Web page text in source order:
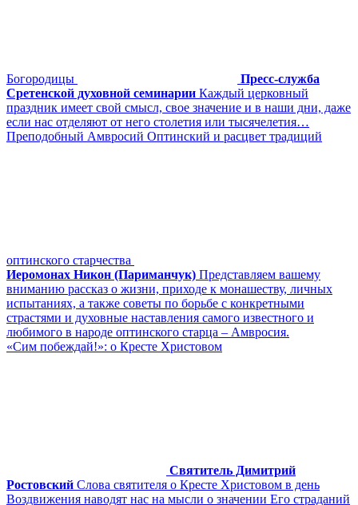
Богородицы
Пресс-служба
Сретенской духовной семинарии Каждый церковный
праздник имеет свой смысл, свое значение и в наши дни, даже
если нас отделяют от него столетия или тысячелетия…
Преподобный Амвросий Оптинский и расцвет традиций
оптинского старчества
Иеромонах Никон (Париманчук) Представляем вашему
вниманию рассказ о жизни, приходе к монашеству, личных
испытаниях, а также советы по борьбе с конкретными
страстями и духовные наставления самого известного и
любимого в народе оптинского старца – Амвросия.
«Сим побеждай!»: о Кресте Христовом
Святитель Димитрий
Ростовский Слова святителя о Кресте Христовом в день
Воздвижения наводят нас на мысли о значении Его страданий